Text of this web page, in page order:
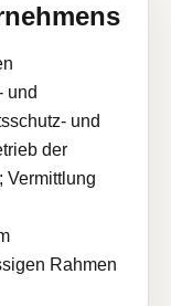
und
und
der
Vermittlung
Rahmen